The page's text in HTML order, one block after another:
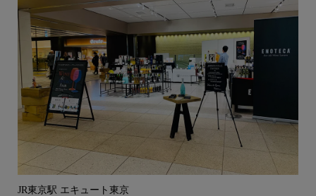
JR東京駅 エキュート東京